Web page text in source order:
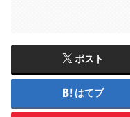
ポスト
はてブ